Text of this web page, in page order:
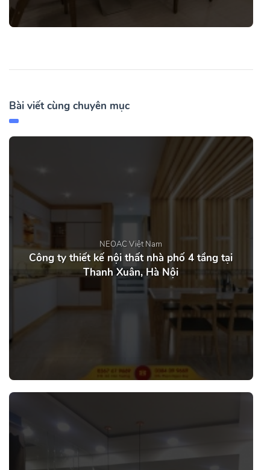
Bài viết cùng chuyên mục
NEOAC Việt Nam
Công ty thiết kế nội thất nhà phố 4 tầng tại
Thanh Xuân, Hà Nội